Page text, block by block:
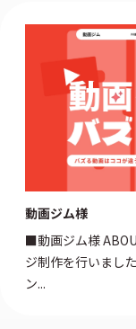
動画ジム様
■動画ジム様
ジ制作を行いまし
ン...